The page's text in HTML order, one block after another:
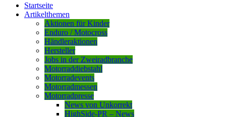
Startseite
Artikelthemen
Aktionen für Kinder
Enduro / Motocross
Händleraktionen
Hersteller
Jobs in der Zweiradbranche
Motorraddiebstahl
Motorradevents
Motorradmessen
Motorradpresse
News von Unkorrekt
HighSide-PR – News